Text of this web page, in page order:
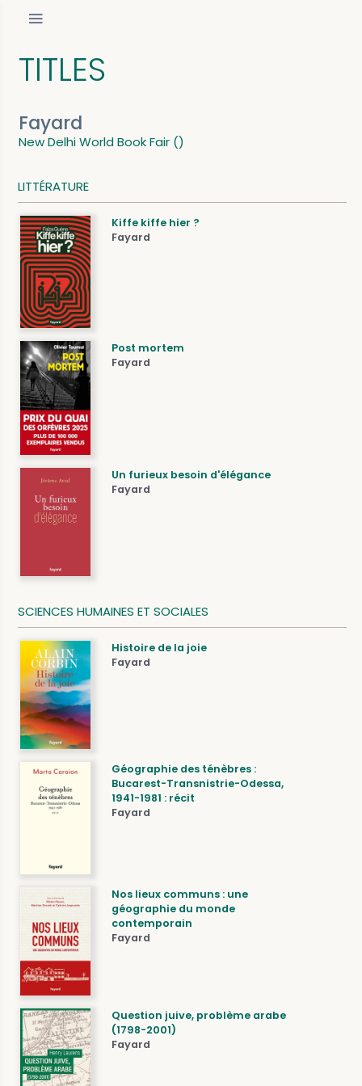
TITLES
Fayard
New Delhi World Book Fair ()
LITTÉRATURE
Kiffe kiffe hier ?
Fayard
Post mortem
Fayard
Un furieux besoin d'élégance
Fayard
SCIENCES HUMAINES ET SOCIALES
Histoire de la joie
Fayard
Géographie des ténèbres :
Bucarest-Transnistrie-Odessa,
1941-1981 : récit
Fayard
Nos lieux communs : une
géographie du monde
contemporain
Fayard
Question juive, problème arabe
(1798-2001)
Fayard